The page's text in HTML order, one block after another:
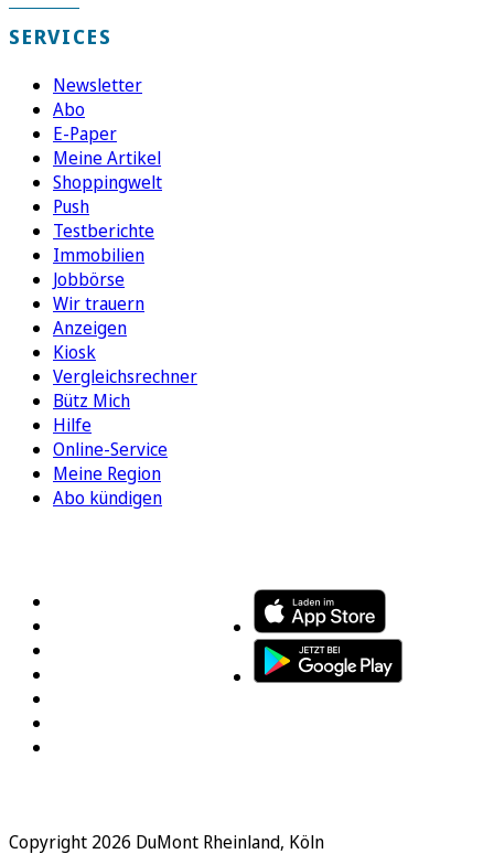
SERVICES
Newsletter
Abo
E-Paper
Meine Artikel
Shoppingwelt
Push
Testberichte
Immobilien
Jobbörse
Wir trauern
Anzeigen
Kiosk
Vergleichsrechner
Bütz Mich
Hilfe
Online-Service
Meine Region
Abo kündigen
Copyright 2026 DuMont Rheinland, Köln